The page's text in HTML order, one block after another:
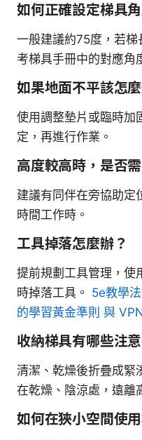
如何正確設定梯具
一般建議約75度，若
考梯具手冊中的對應角
如果地面不平該怎
使用調整墊片或臨時加
定，再進行作業。
高度較高時，是否
建議有同伴在旁協助定
時間工作時。
工具掉落怎麼辦？
提前規劃工具管理，使
時掉落工具。 5e教學
的學習黃金準則 與
收納梯具有哪些注
清潔、乾燥後折疊成緊
在乾燥、陰涼處，遠離
如何在狹小空間使